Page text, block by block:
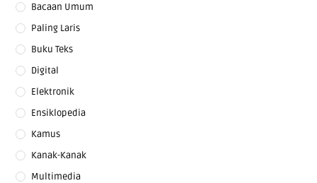
Bacaan Umum
Paling Laris
Buku Teks
Digital
Elektronik
Ensiklopedia
Kamus
Kanak-Kanak
Multimedia